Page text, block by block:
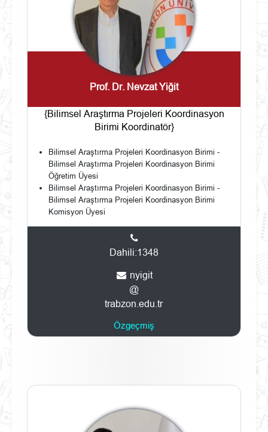
Prof. Dr. Nevzat Yiğit
{Bilimsel Araştırma Projeleri Koordinasyon
Birimi Koordinatör}
Bilimsel Araştırma Projeleri Koordinasyon Birimi -
Bilimsel Araştırma Projeleri Koordinasyon Birimi
Öğretim Üyesi
Bilimsel Araştırma Projeleri Koordinasyon Birimi -
Bilimsel Araştırma Projeleri Koordinasyon Birimi
Komisyon Üyesi
Dahili:1348
nyigit
@
trabzon.edu.tr
Özgeçmiş